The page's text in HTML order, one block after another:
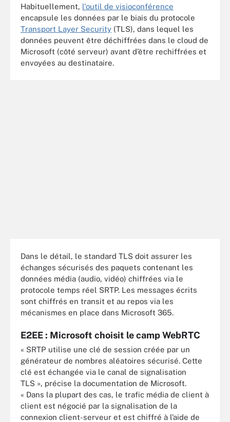
Habituellement, l'outil de visioconférence
encapsule les données par le biais du protocole
Transport Layer Security (TLS), dans lequel les
données peuvent être déchiffrées dans le cloud de
Microsoft (côté serveur) avant d’être rechiffrées et
envoyées au destinataire.
Dans le détail, le standard TLS doit assurer les
échanges sécurisés des paquets contenant les
données média (audio, vidéo) chiffrées via le
protocole temps réel SRTP. Les messages écrits
sont chiffrés en transit et au repos via les
mécanismes en place dans Microsoft 365.
E2EE : Microsoft choisit le camp WebRTC
« SRTP utilise une clé de session créée par un
générateur de nombres aléatoires sécurisé. Cette
clé est échangée via le canal de signalisation
TLS », précise la documentation de Microsoft.
« Dans la plupart des cas, le trafic média de client à
client est négocié par la signalisation de la
connexion client-serveur et est chiffré à l’aide de